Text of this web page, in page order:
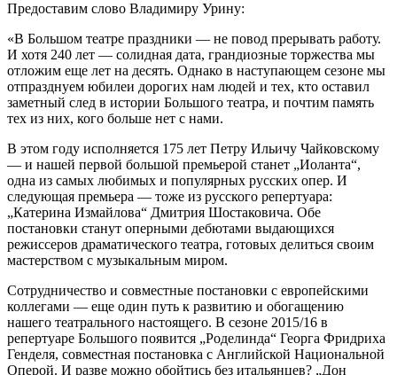
Предоставим слово Владимиру Урину:
«В Большом театре праздники — не повод прерывать работу.
И хотя 240 лет — солидная дата, грандиозные торжества мы
отложим еще лет на десять. Однако в наступающем сезоне мы
отпразднуем юбилеи дорогих нам людей и тех, кто оставил
заметный след в истории Большого театра, и почтим память
тех из них, кого больше нет с нами.
В этом году исполняется 175 лет Петру Ильичу Чайковскому
— и нашей первой большой премьерой станет „Иоланта“,
одна из самых любимых и популярных русских опер. И
следующая премьера — тоже из русского репертуара:
„Катерина Измайлова“ Дмитрия Шостаковича. Обе
постановки станут оперными дебютами выдающихся
режиссеров драматического театра, готовых делиться своим
мастерством с музыкальным миром.
Сотрудничество и совместные постановки с европейскими
коллегами — еще один путь к развитию и обогащению
нашего театрального настоящего. В сезоне 2015/16 в
репертуаре Большого появится „Роделинда“ Георга Фридриха
Генделя, совместная постановка с Английской Национальной
Оперой. И разве можно обойтись без итальянцев? „Дон